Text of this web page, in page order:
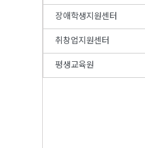
장애학생지원센터
취창업지원센터
평생교육원